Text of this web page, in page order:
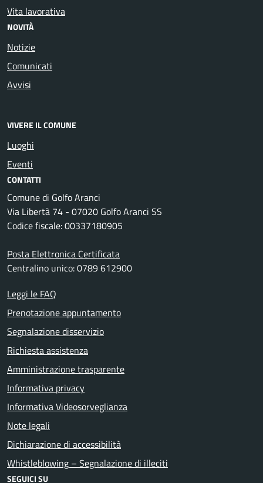
Vita lavorativa
NOVITÀ
Notizie
Comunicati
Avvisi
VIVERE IL COMUNE
Luoghi
Eventi
CONTATTI
Comune di Golfo Aranci
Via Libertà 74 - 07020 Golfo Aranci SS
Codice fiscale: 00337180905
Posta Elettronica Certificata
Centralino unico: 0789 612900
Leggi le FAQ
Prenotazione appuntamento
Segnalazione disservizio
Richiesta assistenza
Amministrazione trasparente
Informativa privacy
Informativa Videosorveglianza
Note legali
Dichiarazione di accessibilità
Whistleblowing – Segnalazione di illeciti
SEGUICI SU